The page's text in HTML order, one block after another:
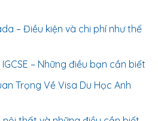
– Điều kiện và chi phí như thế
– Những điều bạn cần biết
Trọng Về Visa Du Học Anh